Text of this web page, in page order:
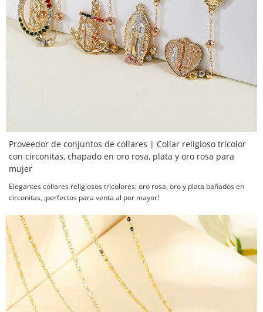
Proveedor de conjuntos de collares | Collar religioso tricolor
con circonitas, chapado en oro rosa, plata y oro rosa para
mujer
Elegantes collares religiosos tricolores: oro rosa, oro y plata bañados en
circonitas, ¡perfectos para venta al por mayor!